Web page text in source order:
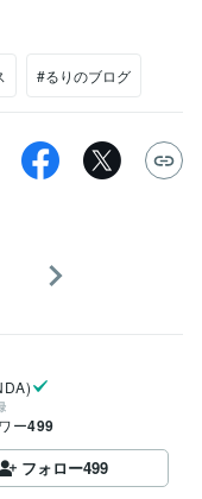
#るりのブログ
ー499
フォロー499